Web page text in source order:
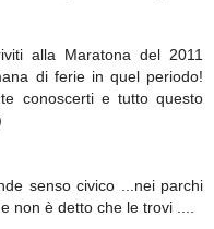
alla Maratona del 2011
di ferie in quel periodo!
conoscerti e tutto questo
senso civico ...nei parchi
non è detto che le trovi ....